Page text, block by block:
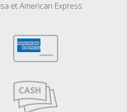
et American Express.